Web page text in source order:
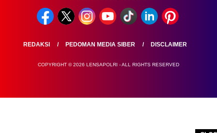
REDAKSI PEDOMAN MEDIA SIBER DISCLAIMER
COPYRIGHT © 2026 LENSAPOLRI - ALL RIGHTS RESERVED